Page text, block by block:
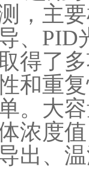
，主
、PID
得了
和重
。大
浓度
出、